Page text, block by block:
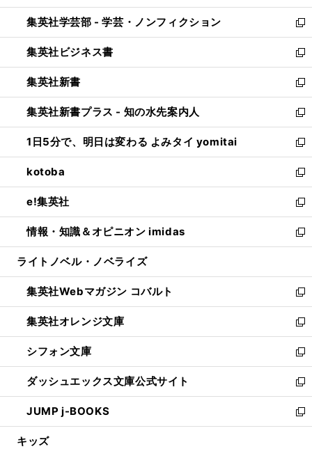
開
く
ウ
で
開
く
ン
ド
ウ
で
開
く
ウ
ィ
ン
ド
ウ
で
開
く
集英社学芸部 - 学芸・ノンフィクション
新
し
い
ウ
ィ
ン
ド
ウ
で
開
く
集英社ビジネス書
新
し
い
ウ
ィ
ン
ド
ウ
で
開
く
集英社新書
新
し
い
ウ
ィ
ン
ド
ウ
で
開
く
集英社新書プラス - 知の水先案内人
新
し
い
ウ
ィ
ン
ド
ウ
で
開
1日5分で、明日は変わる よみタイ yomitai
新
し
い
ウ
ィ
ン
ド
ウ
開
く
kotoba
新
し
い
ウ
ィ
ン
ウ
で
開
く
e!集英社
新
し
い
ウ
ン
ド
ウ
で
開
く
情報・知識＆オピニオン imidas
新
し
ウ
ィ
ン
ド
ウ
で
開
く
ライトノベル・ノベライズ
集英社Webマガジン コバルト
新
し
い
ウ
ィ
ン
ド
ウ
で
開
集英社オレンジ文庫
新
し
い
ウ
ィ
ン
ド
ウ
シフォン文庫
新
し
い
ウ
ィ
ン
ダッシュエックス文庫公式サイト
新
し
い
ウ
JUMP j-BOOKS
新
し
キッズ